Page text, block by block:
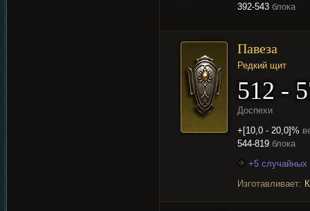
392-543 блока
Павеза
Редкий щит
512 -
Доспехи
+[10,0 - 20,0]%
544-819 блока
+5 случайных
Изготавливает: